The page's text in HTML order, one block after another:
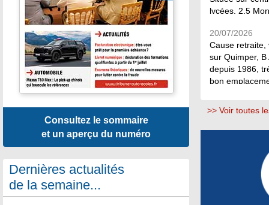
Consultez le sommaire
et un aperçu du numéro
Dernières actualités
de la semaine...
lycées. 2,5
Contact:...
20/07/2026
Cause retraite,
sur Quimper, B
depuis 1986,
bon
>> Voir toutes